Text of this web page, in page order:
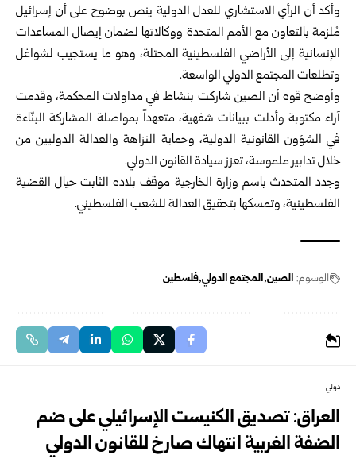
وأكد أن الرأي الاستشاري للعدل الدولية ينص بوضوح على أن إسرائيل
مُلزمة بالتعاون مع الأمم المتحدة ووكالاتها لضمان إيصال المساعدات
الإنسانية إلى الأراضي الفلسطينية المحتلة، وهو ما يستجيب لشواغل
وتطلعات المجتمع الدولي الواسعة.
وأوضح قوه أن الصين شاركت بنشاط في مداولات المحكمة، وقدمت
آراء مكتوبة وأدلت ببيانات شفهية، متعهداً بمواصلة المشاركة البنّاءة
في الشؤون القانونية الدولية، وحماية النزاهة والعدالة الدوليين من
خلال تدابير ملموسة، تعزز سيادة القانون الدولي.
وجدد المتحدث باسم وزارة الخارجية موقف بلاده الثابت حيال القضية
الفلسطينية، وتمسكها بتحقيق العدالة للشعب الفلسطيني.
الوسوم: الصين المجتمع الدولي فلسطين
دولي
العراق: تصديق الكنيست الإسرائيلي على ضم
الضفة الغربية انتهاك صارخ للقانون الدولي